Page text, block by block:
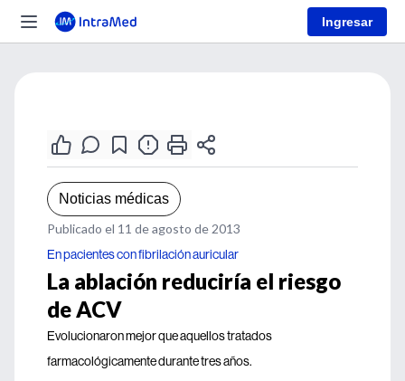
Ingresar
Noticias médicas
Publicado el 11 de agosto de 2013
En pacientes con fibrilación auricular
La ablación reduciría el riesgo
de ACV
Evolucionaron mejor que aquellos tratados
farmacológicamente durante tres años.